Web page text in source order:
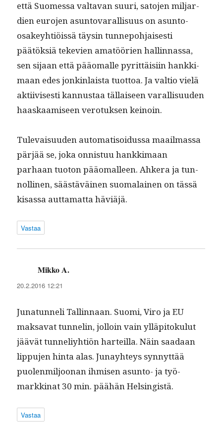
että Suomes­sa val­ta­van suuri, sato­jen mil­jar­
di­en euro­jen asun­to­var­al­lisu­us on asun­to-
osakey­htiöis­sä täysin tun­nepo­h­jais­es­ti
päätök­siä teke­vien amatöörien hallinnas­sa,
sen sijaan että pääo­ma­lle pyrit­täisi­in han­kki­
maan edes jonkin­laista tuot­toa. Ja val­tio vielä
akti­ivis­es­ti kan­nus­taa täl­laiseen var­al­lisu­u­den
haaskaamiseen vero­tuk­sen keinoin.
Tule­vaisu­u­den automa­ti­soidus­sa maail­mas­sa
pär­jää se, joka onnis­tuu han­kki­maan
parhaan tuo­ton pääo­ma­lleen. Ahk­era ja tun­
nolli­nen, säästäväi­nen suo­ma­lainen on tässä
kisas­sa aut­ta­mat­ta häviäjä.
Vastaa
Mikko A.
20.2.2016 12:21
Junatun­neli Tallinnaan. Suo­mi, Viro ja EU
mak­sa­vat tun­nelin, jol­loin vain ylläpi­toku­lut
jäävät tun­neliy­htiön harteil­la. Näin saadaan
lip­pu­jen hin­ta alas. Junay­hteys syn­nyt­tää
puolen­miljoo­nan ihmisen asun­to- ja työ­
markki­nat 30 min. päähän Helsingistä.
Vastaa